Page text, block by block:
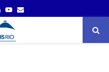
LINKEDINYOUTUBE
EMAIL